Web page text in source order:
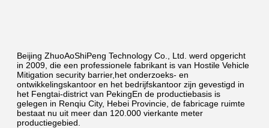
Beijing ZhuoAoShiPeng Technology Co., Ltd. werd opgericht
in 2009, die een professionele fabrikant is van Hostile Vehicle
Mitigation security barrier,het onderzoeks- en
ontwikkelingskantoor en het bedrijfskantoor zijn gevestigd in
het Fengtai-district van PekingEn de productiebasis is
gelegen in Renqiu City, Hebei Provincie, de fabricage ruimte
bestaat nu uit meer dan 120.000 vierkante meter
productiegebied.